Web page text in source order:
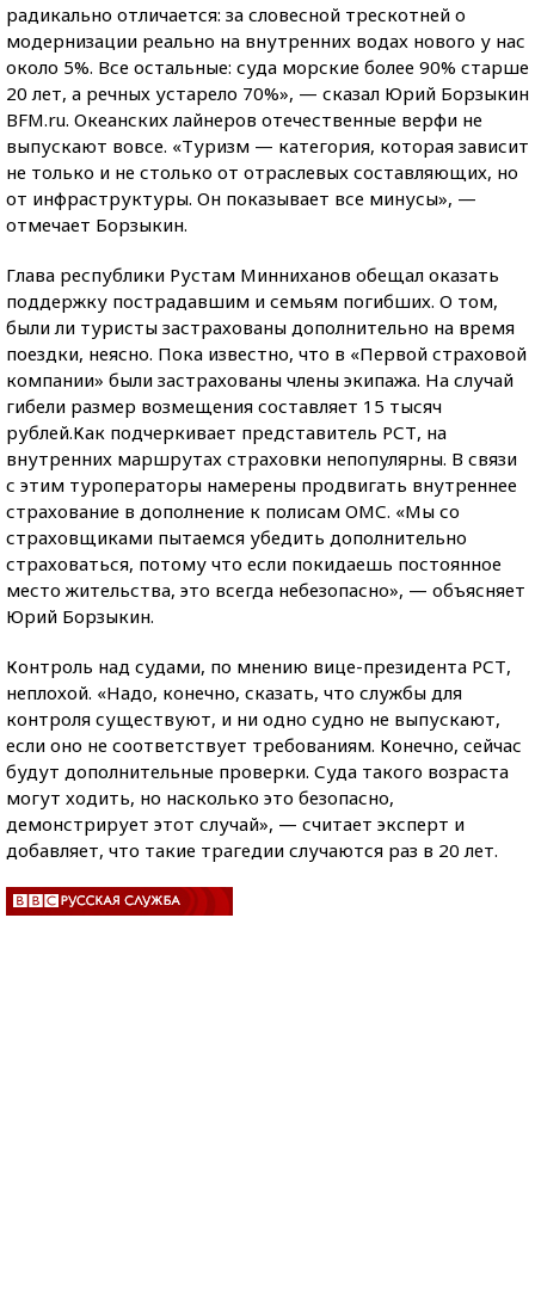
радикально отличается: за словесной трескотней о
модернизации реально на внутренних водах нового у нас
около 5%. Все остальные: суда морские более 90% старше
20 лет, а речных устарело 70%», — сказал Юрий Борзыкин
BFM.ru. Океанских лайнеров отечественные верфи не
выпускают вовсе. «Туризм — категория, которая зависит
не только и не столько от отраслевых составляющих, но
от инфраструктуры. Он показывает все минусы», —
отмечает Борзыкин.
Глава республики Рустам Минниханов обещал оказать
поддержку пострадавшим и семьям погибших. О том,
были ли туристы застрахованы дополнительно на время
поездки, неясно. Пока известно, что в «Первой страховой
компании» были застрахованы члены экипажа. На случай
гибели размер возмещения составляет 15 тысяч
рублей.Как подчеркивает представитель РСТ, на
внутренних маршрутах страховки непопулярны. В связи
с этим туроператоры намерены продвигать внутреннее
страхование в дополнение к полисам ОМС. «Мы со
страховщиками пытаемся убедить дополнительно
страховаться, потому что если покидаешь постоянное
место жительства, это всегда небезопасно», — объясняет
Юрий Борзыкин.
Контроль над судами, по мнению вице-президента РСТ,
неплохой. «Надо, конечно, сказать, что службы для
контроля существуют, и ни одно судно не выпускают,
если оно не соответствует требованиям. Конечно, сейчас
будут дополнительные проверки. Суда такого возраста
могут ходить, но насколько это безопасно,
демонстрирует этот случай», — считает эксперт и
добавляет, что такие трагедии случаются раз в 20 лет.